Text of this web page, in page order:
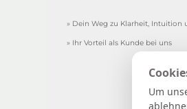
» Dein Weg zu Klarheit, Intuition
» Ihr Vorteil als Kunde bei uns
15
Um